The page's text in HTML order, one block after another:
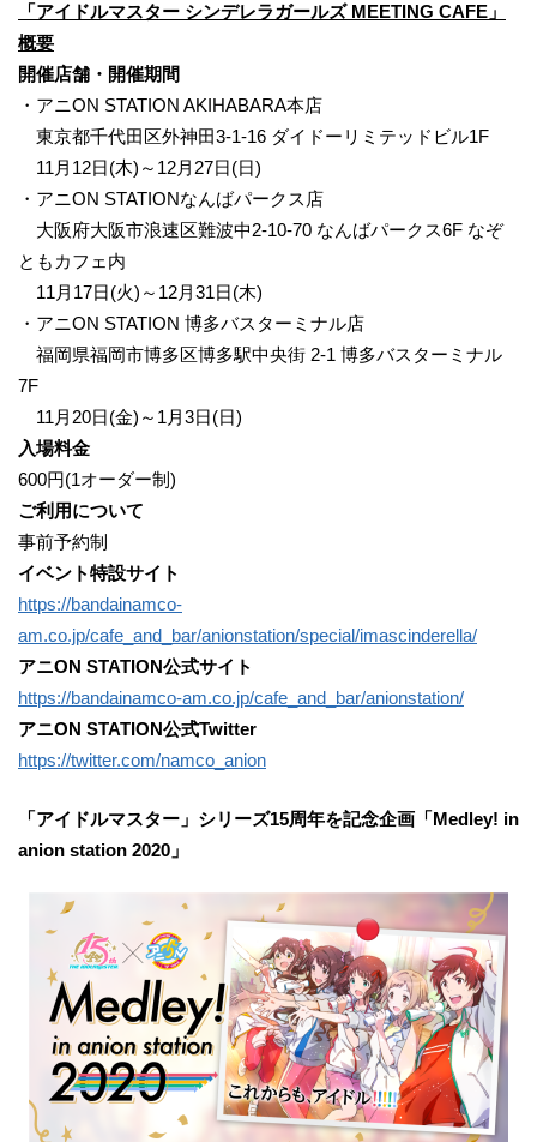
「アイドルマスター シンデレラガールズ MEETING CAFE」
概要
開催店舗・開催期間
・アニON STATION AKIHABARA本店
東京都千代田区外神田3-1-16 ダイドーリミテッドビル1F
11月12日(木)～12月27日(日)
・アニON STATIONなんばパークス店
大阪府大阪市浪速区難波中2-10-70 なんばパークス6F なぞ
ともカフェ内
11月17日(火)～12月31日(木)
・アニON STATION 博多バスターミナル店
福岡県福岡市博多区博多駅中央街 2-1 博多バスターミナル
7F
11月20日(金)～1月3日(日)
入場料金
600円(1オーダー制)
ご利用について
事前予約制
イベント特設サイト
https://bandainamco-
am.co.jp/cafe_and_bar/anionstation/special/imascinderella/
アニON STATION公式サイト
https://bandainamco-am.co.jp/cafe_and_bar/anionstation/
アニON STATION公式Twitter
https://twitter.com/namco_anion
「アイドルマスター」シリーズ15周年を記念企画「Medley! in
anion station 2020」